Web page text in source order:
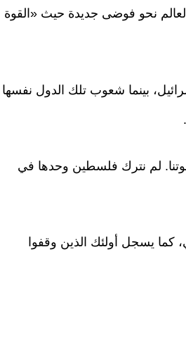
نحو فوضى جديدة حيث «القوة
بينما شعوب تلك الدول نفسها
لم نترك فلسطين وحدها في
كما يسجل أولئك الذين وقفوا